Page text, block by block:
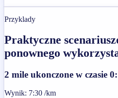
Przyklady
Praktyczne
ponownego
2 mile ukonczone w czasie
Wynik: 7:30 /km